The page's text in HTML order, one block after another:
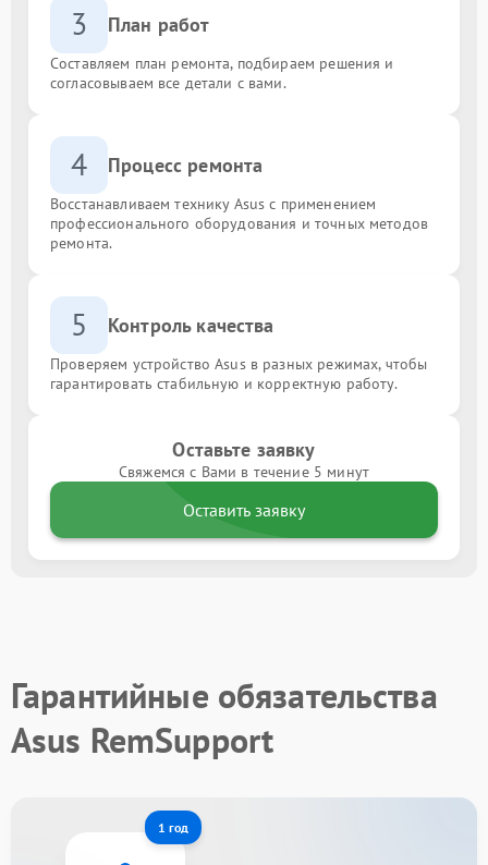
3 План работ
Составляем план ремонта, подбираем решения и
согласовываем все детали с вами.
4 Процесс ремонта
Восстанавливаем технику Asus с применением
профессионального оборудования и точных методов
ремонта.
5 Контроль качества
Проверяем устройство Asus в разных режимах, чтобы
гарантировать стабильную и корректную работу.
Оставьте заявку
Свяжемся с Вами в течение 5 минут
Оставить заявку
Гарантийные обязательства
Asus RemSupport
1 год